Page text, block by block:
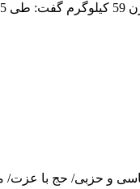
هستند نه دعوای سیاسی و